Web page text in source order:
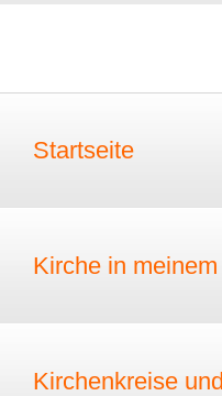
Startseite
Kirche in
Kirchenkreise